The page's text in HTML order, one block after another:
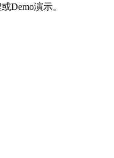
Demo演示。